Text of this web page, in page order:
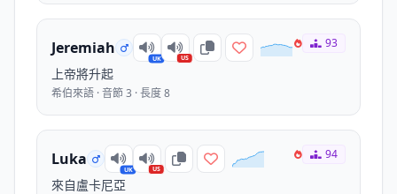
Jeremiah
UK US
上帝將升起
希伯來語 · 音節 3 · 長度 8
93
Luka
UK US
來自盧卡尼亞
94